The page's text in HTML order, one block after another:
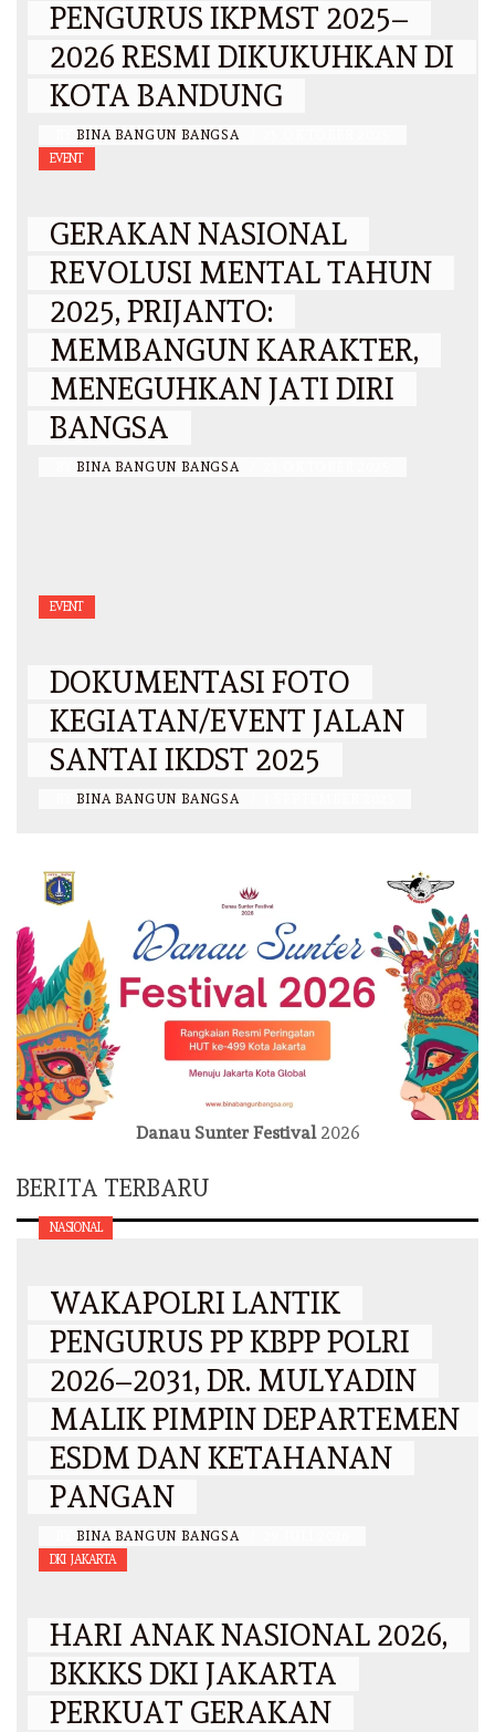
PENGURUS IKPMST 2025–
2026 RESMI DIKUKUHKAN DI
KOTA BANDUNG
BINA BANGUN BANGSA
EVENT
GERAKAN NASIONAL
REVOLUSI MENTAL TAHUN
2025, PRIJANTO:
MEMBANGUN KARAKTER,
MENEGUHKAN JATI DIRI
BANGSA
BINA BANGUN BANGSA
EVENT
DOKUMENTASI FOTO
KEGIATAN/EVENT JALAN
SANTAI IKDST 2025
BINA BANGUN BANGSA
Danau Sunter Festival2026
BERITA TERBARU
NASIONAL
WAKAPOLRI LANTIK
PENGURUS PP KBPP POLRI
2026–2031, DR. MULYADIN
MALIK PIMPIN DEPARTEMEN
ESDM DAN KETAHANAN
PANGAN
BINA BANGUN BANGSA
DKI JAKARTA
HARI ANAK NASIONAL 2026,
BKKKS DKI JAKARTA
PERKUAT GERAKAN